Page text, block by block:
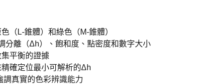
（L-錐體）和綠色（M-錐體）
離（Δh）、飽和度、點密度和數字大小
平衡的證據
確定位最小可解析的Δh
調真實的色彩辨識能力